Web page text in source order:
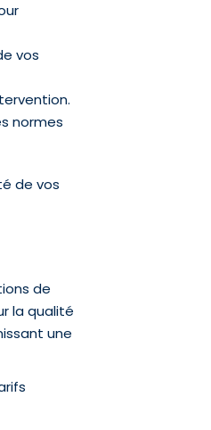
vos
normes
de vos
de
la qualité
une